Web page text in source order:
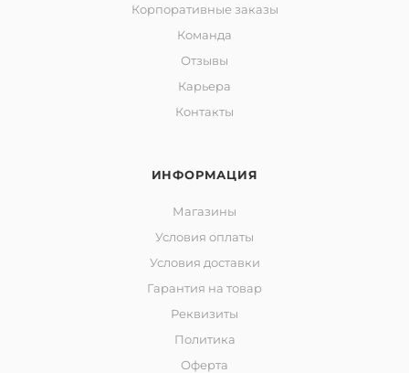
Корпоративные заказы
Команда
Отзывы
Карьера
Контакты
ИНФОРМАЦИЯ
Магазины
Условия оплаты
Условия доставки
Гарантия на товар
Реквизиты
Политика
Оферта